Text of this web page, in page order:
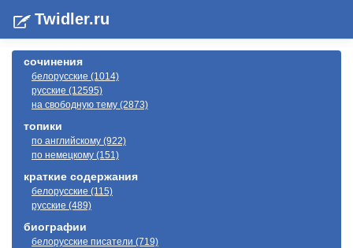
Twidler.ru
сочинения
белорусские (1014)
русские (12595)
на свободную тему (2873)
топики
по английскому (922)
по немецкому (151)
краткие содержания
белорусские (115)
русские (489)
биографии
белорусские писатели (719)